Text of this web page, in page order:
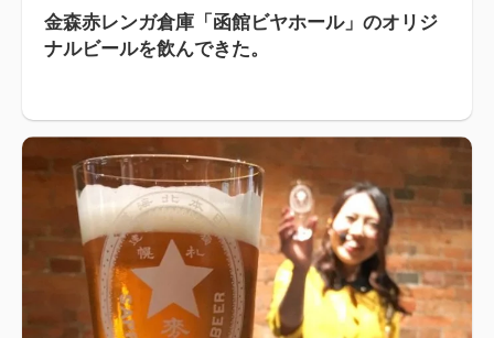
金森赤レンガ倉庫「函館ビヤホール」のオリジ
ナルビールを飲んできた。